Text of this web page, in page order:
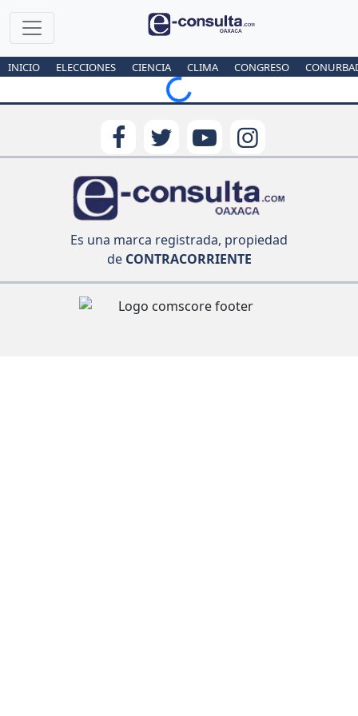
INICIO ELECCIONES CIENCIA CLIMA CONGRESO
Loading...
Es una marca registrada, propiedad
deCONTRACORRIENTE